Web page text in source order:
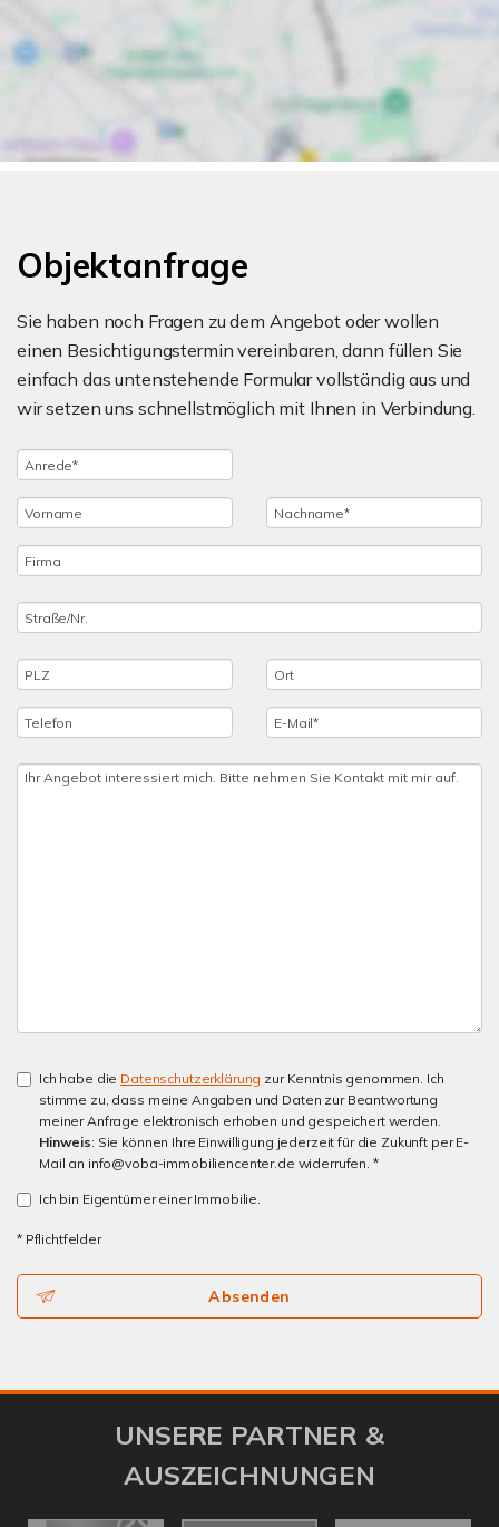
Objektanfrage
Sie haben noch Fragen zu dem Angebot oder wollen
einen Besichtigungstermin vereinbaren, dann füllen Sie
einfach das untenstehende Formular vollständig aus und
wir setzen uns schnellstmöglich mit Ihnen in Verbindung.
Ich habe die Datenschutzerklärung zur Kenntnis genommen. Ich
stimme zu, dass meine Angaben und Daten zur Beantwortung
meiner Anfrage elektronisch erhoben und gespeichert werden.
Hinweis: Sie können Ihre Einwilligung jederzeit für die Zukunft per E-
Mail an info@voba-immobiliencenter.de widerrufen. *
Ich bin Eigentümer einer Immobilie.
* Pflichtfelder
Absenden
UNSERE PARTNER &
AUSZEICHNUNGEN